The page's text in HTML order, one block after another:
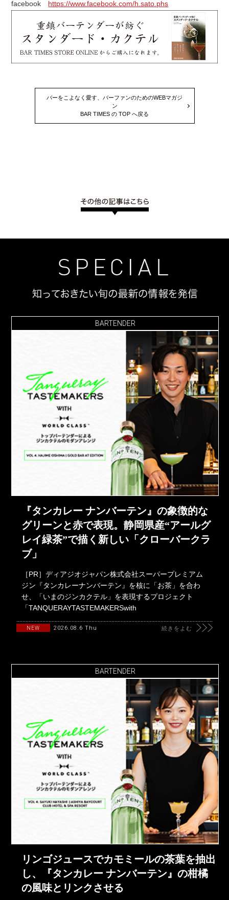
facebook https://www.facebook.com/h.sato.phs
バーをこよなく愛す、バーファンのためのWEBマガジ
ン
BAR TIMES の TOP へ戻る
BARTENDER
『タンカレー ナンバーテン』の象徴的な
グリーンと赤で表現。静岡県産“アールグ
レイ緑茶”で描く新しい「クローバークラ
ブ」
［PR］ディアジオジャパン株式会社スーパープレミアム
ジン『タンカレーナンバーテン』を核に「お茶」を合わ
せ、「いまのジンカクテル」を表現するプロジェクト
「TANQUERAYTASTEMAKERSwith
NEW 2026.08.6 Thu 続きをよむ
BARTENDER
リンゴジュースでカモミールの茶葉を抽出
し、『タンカレー ナンバーテン』の柑橘
の風味とリンクさせる